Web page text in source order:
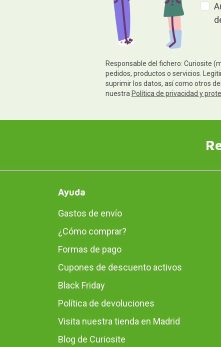
Responsable del fichero: Curiosite
pedidos, productos o servicios.
suprimir los datos, así como otros
nuestra Política de privacidad y
Ayuda
Gastos de envío
¿Cómo comprar?
Formas de pago
Cupones de descuento activos
Black Friday
Política de devoluciones
Visita nuestra tienda en Madrid
Blog de Curiosite